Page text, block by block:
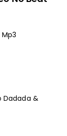
Dadada &